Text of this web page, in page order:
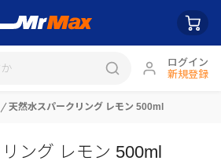
ログイン
新規登録
天然水スパークリング レモン 500ml
ング レモン 500ml